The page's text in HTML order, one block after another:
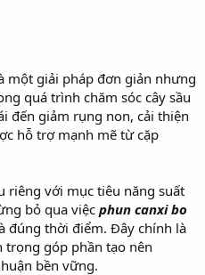
một giải pháp đơn giản nhưng
quá trình chăm sóc cây sầu
đến giảm rụng non, cải thiện
hỗ trợ mạnh mẽ từ cặp
riêng với mục tiêu năng suất
bỏ qua việc phun canxi bo
đúng thời điểm. Đây chính là
trọng góp phần tạo nên
bền vững.